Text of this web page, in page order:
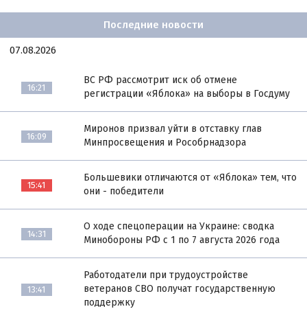
Последние новости
07.08.2026
16:21
ВС РФ рассмотрит иск об отмене
регистрации «Яблока» на выборы в Госдуму
16:09
Миронов призвал уйти в отставку глав
Минпросвещения и Рособрнадзора
15:41
Большевики отличаются от «Яблока» тем, что
они - победители
14:31
О ходе спецоперации на Украине: сводка
Минобороны РФ с 1 по 7 августа 2026 года
13:41
Работодатели при трудоустройстве
ветеранов СВО получат государственную
поддержку